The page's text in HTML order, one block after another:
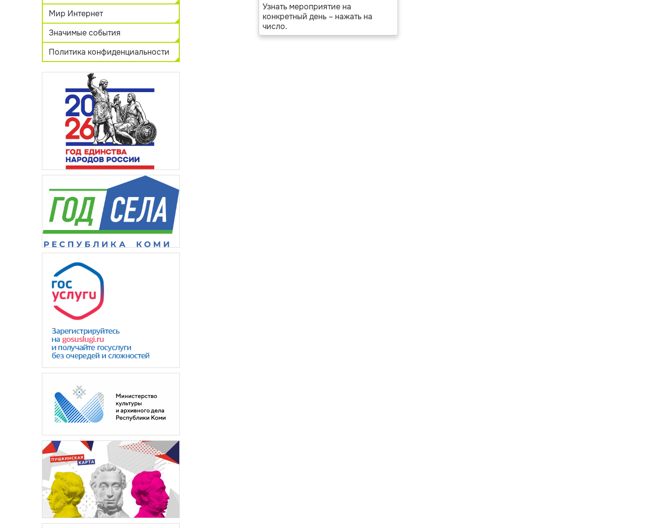
Мир Интернет
Значимые события
Политика конфиденциальности
Узнать мероприятие на
конкретный день – нажать на
число.